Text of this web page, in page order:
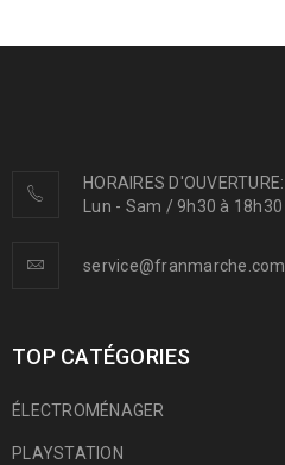
HORAIRES D'OUVERTURE:
Lun - Sam / 9h30 à 18h30
service@franmarche.com
TOP CATÉGORIES
ÉLECTROMÉNAGER
PLAYSTATION